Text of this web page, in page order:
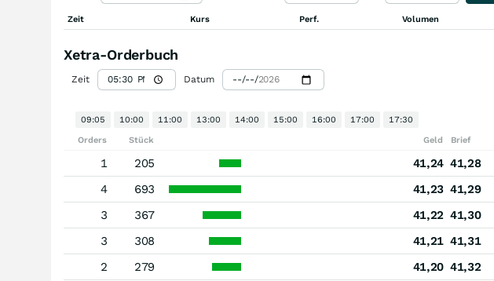
Zeit Kurs Perf. Volumen
Xetra-Orderbuch
Zeit Datum
09:05 10:00 11:00 13:00 14:00 15:00 16:00 17:00
17:30
Orders
Stück Geld Brief
1 205 41,24 41,28
4
693 41,23 41,29
3
367 41,22 41,30
3
308 41,21 41,31
2
279 41,20 41,32